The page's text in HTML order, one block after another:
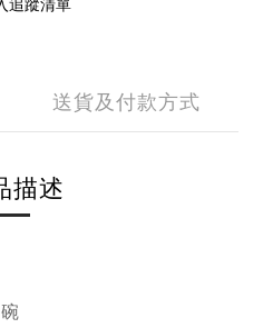
追蹤清單
送貨及付款方式
描述